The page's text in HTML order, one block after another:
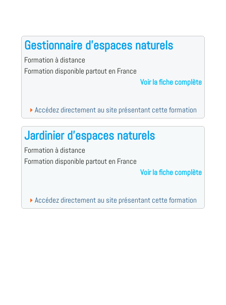
Gestionnaire d'espaces naturels
Formation à distance
Formation disponible partout en France
Voir la fiche complète
Accédez directement au site présentant cette formation
Jardinier d'espaces naturels
Formation à distance
Formation disponible partout en France
Voir la fiche complète
Accédez directement au site présentant cette formation